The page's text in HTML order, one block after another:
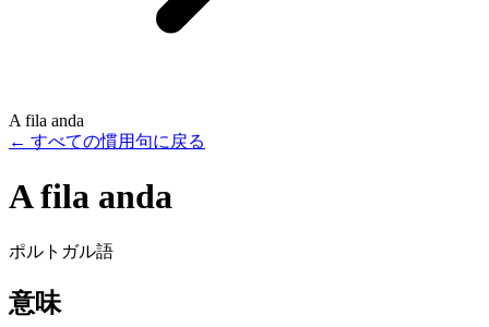
A fila anda
← すべての慣用句に戻る
A fila anda
ポルトガル語
意味